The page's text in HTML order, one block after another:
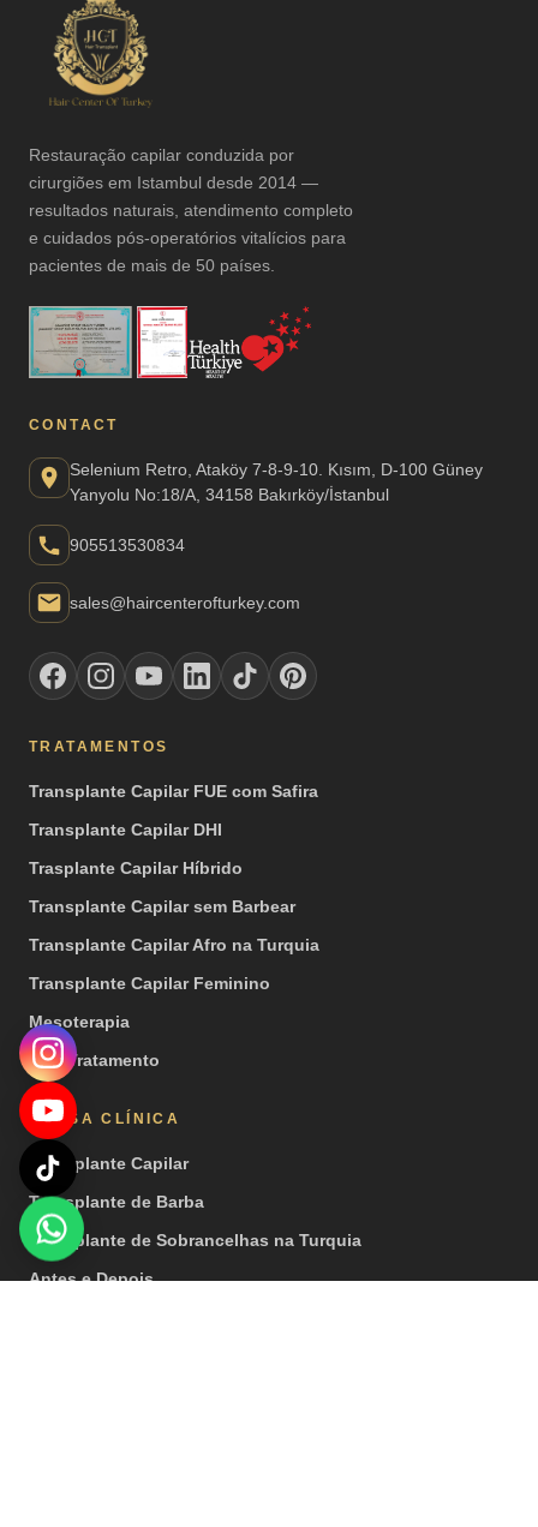
Restauração capilar conduzida por
cirurgiões em Istambul desde 2014 —
resultados naturais, atendimento completo
e cuidados pós-operatórios vitalícios para
pacientes de mais de 50 países.
CONTACT
Selenium Retro, Ataköy 7-8-9-10. Kısım, D-100 Güney
Yanyolu No:18/A, 34158 Bakırköy/İstanbul
905513530834
sales@haircenterofturkey.com
TRATAMENTOS
Transplante Capilar FUE com Safira
Transplante Capilar DHI
Trasplante Capilar Híbrido
Transplante Capilar sem Barbear
Transplante Capilar Afro na Turquia
Transplante Capilar Feminino
Mesoterapia
PRP Tratamento
NOSSA CLÍNICA
Transplante Capilar
Transplante de Barba
Transplante de Sobrancelhas na Turquia
Antes e Depois